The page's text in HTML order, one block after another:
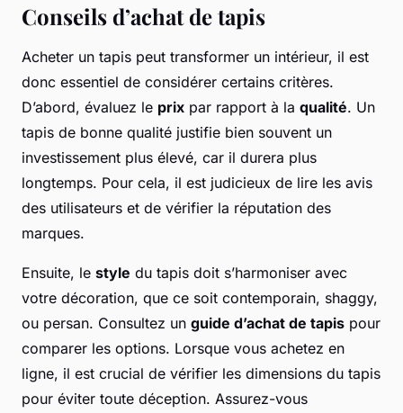
Conseils d’achat de tapis
Acheter un tapis peut transformer un intérieur, il est
donc essentiel de considérer certains critères.
D’abord, évaluez le prix par rapport à la qualité. Un
tapis de bonne qualité justifie bien souvent un
investissement plus élevé, car il durera plus
longtemps. Pour cela, il est judicieux de lire les avis
des utilisateurs et de vérifier la réputation des
marques.
Ensuite, le style du tapis doit s’harmoniser avec
votre décoration, que ce soit contemporain, shaggy,
ou persan. Consultez un guide d’achat de tapis pour
comparer les options. Lorsque vous achetez en
ligne, il est crucial de vérifier les dimensions du tapis
pour éviter toute déception. Assurez-vous